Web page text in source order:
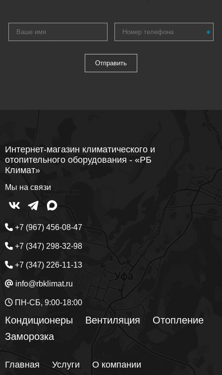
Интернет-магазин климатического и
отопительного оборудования - «РБ
Климат»
Мы на связи
+7 (967) 456-08-47
+7 (347) 298-32-98
+7 (347) 226-11-13
info@rbklimat.ru
ПН-СБ, 9:00-18:00
Кондиционеры Вентиляция
Отопление
Заморозка
Главная Услуги
О компании